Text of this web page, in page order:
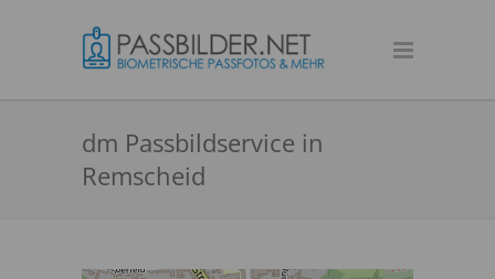
dm Passbildservice in
Remscheid